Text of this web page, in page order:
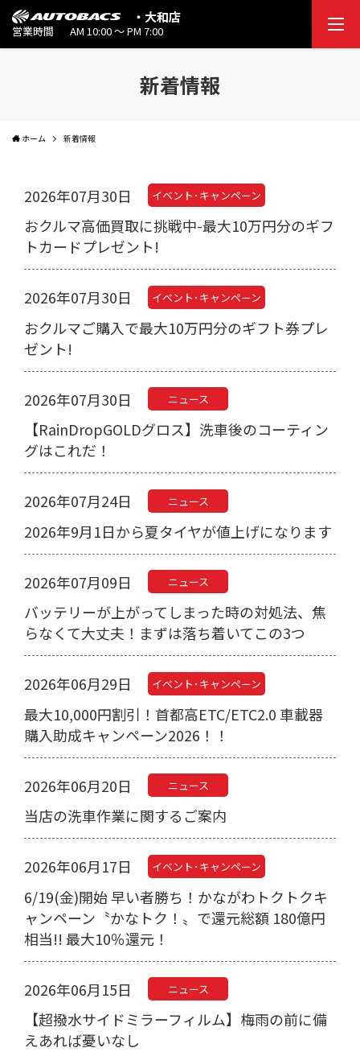
・大和店
営業時間 AM 10:00 ～ PM 7:00
新着情報
ホーム 新着情報
2026年07月30日 イベント･キャンペーン
おクルマ高価買取に挑戦中-最大10万円分のギフ
トカードプレゼント!
2026年07月30日 イベント･キャンペーン
おクルマご購入で最大10万円分のギフト券プレ
ゼント!
2026年07月30日 ニュース
【RainDropGOLDグロス】洗車後のコーティン
グはこれだ！
2026年07月24日 ニュース
2026年9月1日から夏タイヤが値上げになります
2026年07月09日 ニュース
バッテリーが上がってしまった時の対処法、焦
らなくて大丈夫！まずは落ち着いてこの3つ
2026年06月29日 イベント･キャンペーン
最大10,000円割引！首都高ETC/ETC2.0 車載器
購入助成キャンペーン2026！！
2026年06月20日 ニュース
当店の洗車作業に関するご案内
2026年06月17日 イベント･キャンペーン
6/19(金)開始 早い者勝ち！かながわトクトクキ
ャンペーン〝かなトク！〟で還元総額 180億円
相当!! 最大10％還元！
2026年06月15日 ニュース
【超撥水サイドミラーフィルム】梅雨の前に備
えあれば憂いなし